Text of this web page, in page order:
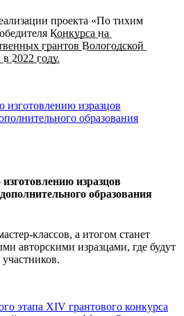
проекта «По тихим
К̲о̲н̲к̲у̲р̲с̲а̲ н̲а̲
г̲р̲а̲н̲т̲о̲в̲ В̲о̲л̲о̲г̲о̲д̲с̲к̲о̲й̲
2̲0̲2̲2̲ г̲о̲д̲у̲.
изразцов
образования
классов, а итогом станет
авторскими изразцами, где будут